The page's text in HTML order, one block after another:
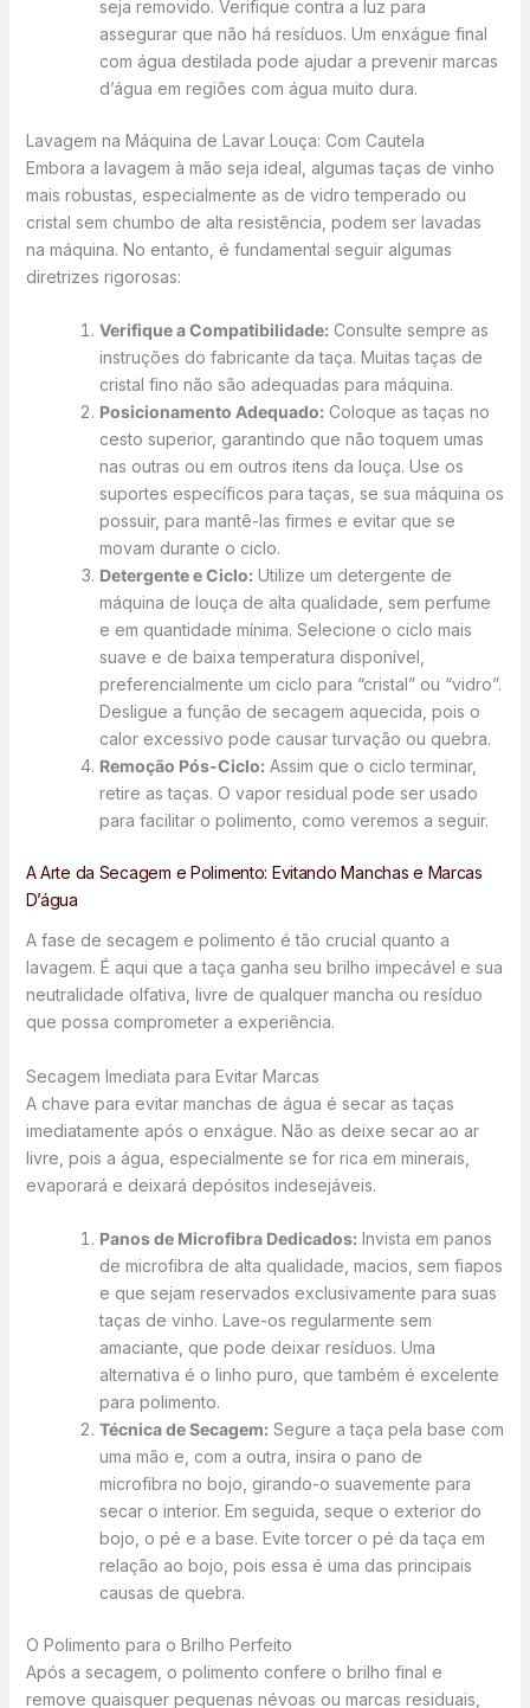
seja removido. Verifique contra a luz para
assegurar que não há resíduos. Um enxágue final
com água destilada pode ajudar a prevenir marcas
d’água em regiões com água muito dura.
Lavagem na Máquina de Lavar Louça: Com Cautela
Embora a lavagem à mão seja ideal, algumas taças de vinho
mais robustas, especialmente as de vidro temperado ou
cristal sem chumbo de alta resistência, podem ser lavadas
na máquina. No entanto, é fundamental seguir algumas
diretrizes rigorosas:
Verifique a Compatibilidade:Consulte sempre as
instruções do fabricante da taça. Muitas taças de
cristal fino não são adequadas para máquina.
Posicionamento Adequado:Coloque as taças no
cesto superior, garantindo que não toquem umas
nas outras ou em outros itens da louça. Use os
suportes específicos para taças, se sua máquina os
possuir, para mantê-las firmes e evitar que se
movam durante o ciclo.
Detergente e Ciclo:Utilize um detergente de
máquina de louça de alta qualidade, sem perfume
e em quantidade mínima. Selecione o ciclo mais
suave e de baixa temperatura disponível,
preferencialmente um ciclo para “cristal” ou “vidro”.
Desligue a função de secagem aquecida, pois o
calor excessivo pode causar turvação ou quebra.
Remoção Pós-Ciclo:Assim que o ciclo terminar,
retire as taças. O vapor residual pode ser usado
para facilitar o polimento, como veremos a seguir.
A Arte da Secagem e Polimento: Evitando Manchas e Marcas
D’água
A fase de secagem e polimento é tão crucial quanto a
lavagem. É aqui que a taça ganha seu brilho impecável e sua
neutralidade olfativa, livre de qualquer mancha ou resíduo
que possa comprometer a experiência.
Secagem Imediata para Evitar Marcas
A chave para evitar manchas de água é secar as taças
imediatamente após o enxágue. Não as deixe secar ao ar
livre, pois a água, especialmente se for rica em minerais,
evaporará e deixará depósitos indesejáveis.
Panos de Microfibra Dedicados:Invista em panos
de microfibra de alta qualidade, macios, sem fiapos
e que sejam reservados exclusivamente para suas
taças de vinho. Lave-os regularmente sem
amaciante, que pode deixar resíduos. Uma
alternativa é o linho puro, que também é excelente
para polimento.
Técnica de Secagem:Segure a taça pela base com
uma mão e, com a outra, insira o pano de
microfibra no bojo, girando-o suavemente para
secar o interior. Em seguida, seque o exterior do
bojo, o pé e a base. Evite torcer o pé da taça em
relação ao bojo, pois essa é uma das principais
causas de quebra.
O Polimento para o Brilho Perfeito
Após a secagem, o polimento confere o brilho final e
remove quaisquer pequenas névoas ou marcas residuais,